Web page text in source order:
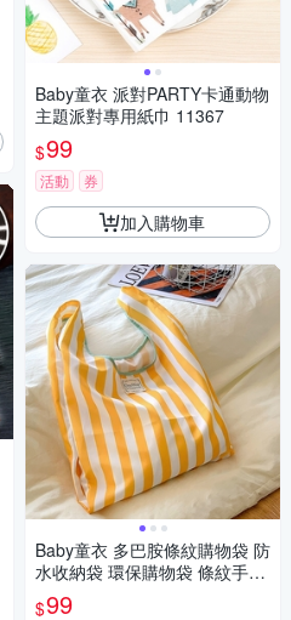
Baby童衣 派對PARTY卡通動物
主題派對專用紙巾 11367
$99
活動 券
加入購物車
Baby童衣 多巴胺條紋購物袋 防
水收納袋 環保購物袋 條紋手提
袋 背心袋 外出便攜防水提袋 1
$99